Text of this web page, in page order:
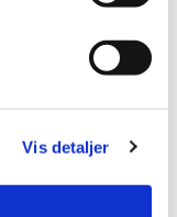
Vis detaljer